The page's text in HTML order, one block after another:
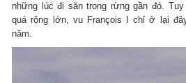
những lúc đi săn trong rừng gần đó.
quá rộng lớn, vu François I chỉ ở lại
năm.